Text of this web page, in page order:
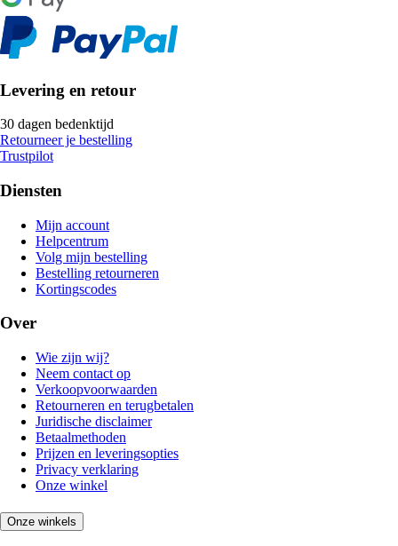
Levering en retour
30 dagen bedenktijd
Retourneer je bestelling
Trustpilot
Diensten
Mijn account
Helpcentrum
Volg mijn bestelling
Bestelling retourneren
Kortingscodes
Over
Wie zijn wij?
Neem contact op
Verkoopvoorwaarden
Retourneren en terugbetalen
Juridische disclaimer
Betaalmethoden
Prijzen en leveringsopties
Privacy verklaring
Onze winkel
Onze winkels